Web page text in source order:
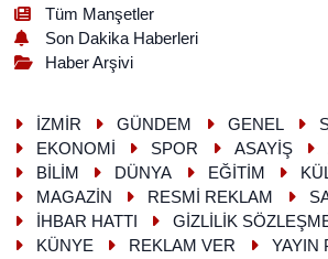
Tüm Manşetler
Son Dakika Haberleri
Haber Arşivi
İZMİR GÜNDEM GENEL
EKONOMİ
SPOR ASAYİŞ
BİLİM
DÜNYA EĞİTİM
MAGAZİN
RESMİ REKLAM
İHBAR HATTI
GİZLİLİK
KÜNYE
REKLAM VER YAYIN